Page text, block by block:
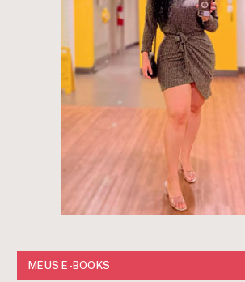
MEUS E-BOOKS